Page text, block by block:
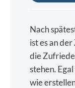
Nach
ist es an
die
stehen.
wie